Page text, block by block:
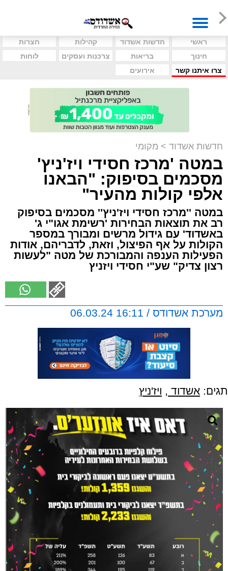
ראשי חדשות אשדוד קהילות
חצרות
חינוך
בריאות צרכנות ועסקים
לוחות
צרו איתנו קשר
אירועים
חדשות אשדוד > מקומי
במטה 'מרכז חסידי ויז'ניץ'
מסכמים בסיפוק: "הבאנו
אלפי קולות מהעיר"
במטה ''מרכז חסידי ויז'ניץ'' מסכמים בסיפוק
רב את תוצאות הבחירות 'רשימת אגו"י ג'
באשדוד' עם גידול מרשים ומבורך במספר
הקולות על אף הפיצול, וזאת, לדבריהם, אודות
הפעילות הענפה והמבורכת של מטה "לעשות
רצון צדיק" שע"י חסידי ויזניץ
מערכת אשדודס / 16:11 06.03.24
תגים: אשדוד , ויז'ניץ